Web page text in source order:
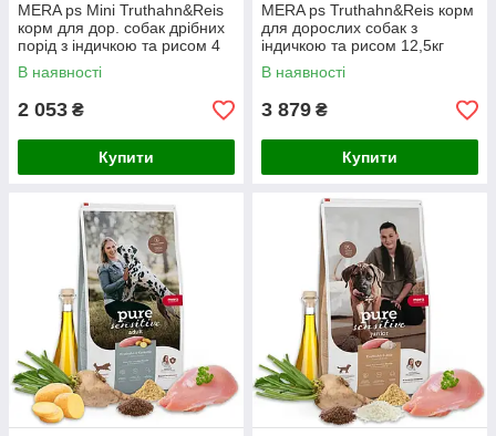
MERA ps Mini Truthahn&Reis
корм для дор. собак дрібних
порід з індичкою та рисом 4
кг (109)
В наявності
2 053 ₴
Купити
MERA ps Truthahn&Reis корм
для дорослих собак з
індичкою та рисом 12,5кг
(110)
В наявності
3 879 ₴
Купити